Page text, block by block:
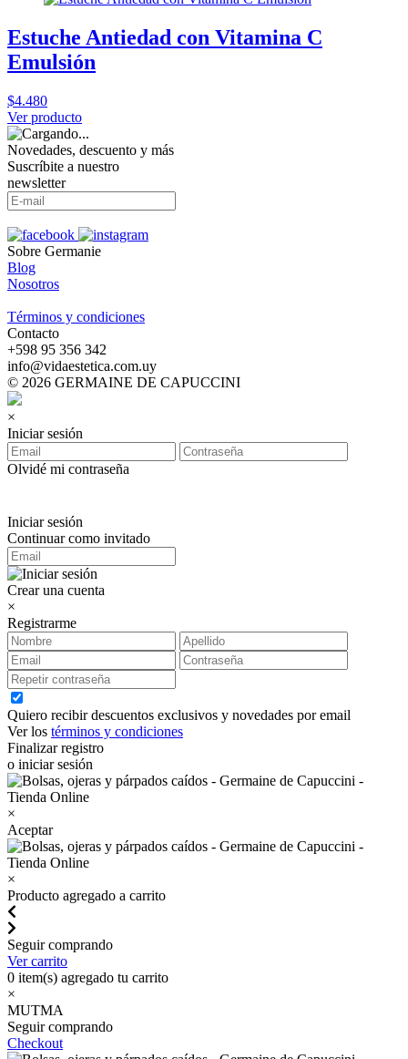
Estuche Antiedad con Vitamina C
Emulsión
$4.480
Ver producto
Novedades, descuento y más
Suscríbite a nuestro
newsletter
Sobre Germanie
Blog
Nosotros
Términos y condiciones
Contacto
‪+598 95 356 342‬
info@vidaestetica.com.uy
© 2026 GERMAINE DE CAPUCCINI
×
Iniciar sesión
Olvidé mi contraseña
Iniciar sesión
Continuar como invitado
Crear una cuenta
×
Registrarme
Quiero recibir descuentos exclusivos y novedades por email
Ver los términos y condiciones
Finalizar registro
o iniciar sesión
×
Aceptar
×
Producto agregado a carrito
Seguir comprando
Ver carrito
0 item(s) agregado tu carrito
×
MUTMA
Seguir comprando
Checkout